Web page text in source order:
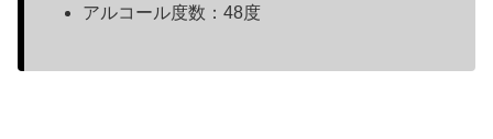
アルコール度数：48度